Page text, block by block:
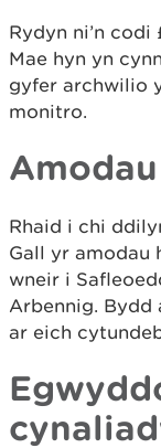
Rydyn ni’n
Mae hyn yn
gyfer archwilio
monitro.
Rhaid i chi
Gall yr amodau
wneir i
Arbennig. Bydd
ar eich